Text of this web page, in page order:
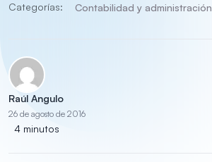
Categorías: Contabilidad y administración
Raúl Angulo
26 de agosto de 2016
4 minutos